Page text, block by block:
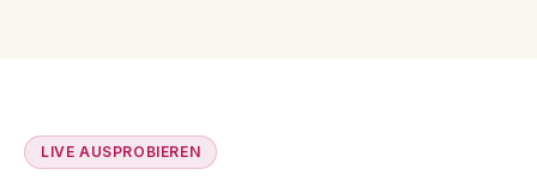
LIVE AUSPROBIEREN